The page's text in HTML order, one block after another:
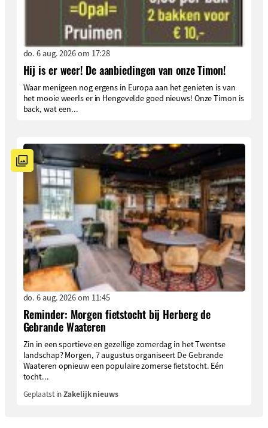
do. 6 aug. 2026 om 17:28
Hij is er weer! De aanbiedingen van onze Timon!
Waar menigeen nog ergens in Europa aan het genieten is van
het mooie weerIs er in Hengevelde goed nieuws! Onze Timon is
back, wat een...
do. 6 aug. 2026 om 11:45
Reminder: Morgen fietstocht bij Herberg de
Gebrande Waateren
Zin in een sportieve en gezellige zomerdag in het Twentse
landschap? Morgen, 7 augustus organiseert De Gebrande
Waateren opnieuw een populaire zomerse fietstocht. Eén
tocht...
Geplaatst inZakelijk nieuws